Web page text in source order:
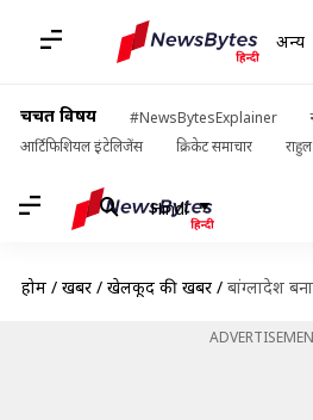
अन्य
चर्चित विषय #NewsBytesExplainer
आर्टिफिशियल इंटेलिजेंस
क्रिकेट समाचार
Hindi
होम / खबरें / खेलकूद की खबरें / बांग्लादेश बनाम दक्षिण